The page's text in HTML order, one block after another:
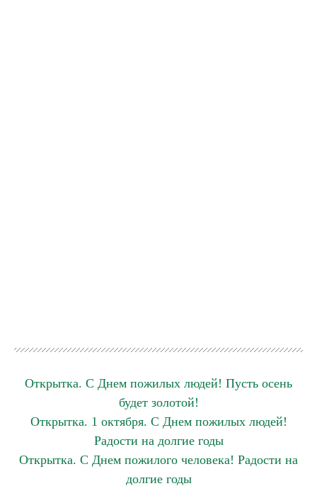
Открытка. С Днем пожилых людей! Пусть осень
будет золотой!
Открытка. 1 октября. С Днем пожилых людей!
Радости на долгие годы
Открытка. С Днем пожилого человека! Радости на
долгие годы